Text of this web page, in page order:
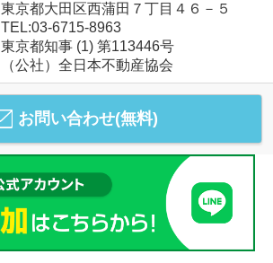
東京都大田区西蒲田７丁目４６－５
TEL:03-6715-8963
東京都知事 (1) 第113446号
（公社）全日本不動産協会
お問い合わせ(無料)